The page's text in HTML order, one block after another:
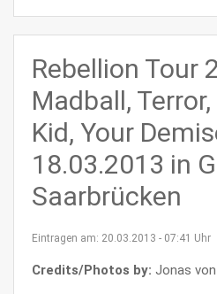
Rebellion Tour
Madball,
Kid, Your
18.03.2013 in
Saarbrücken
Eintragen am: 20.03.2013 - 07:41 Uhr
Credits/Photos by: Jonas